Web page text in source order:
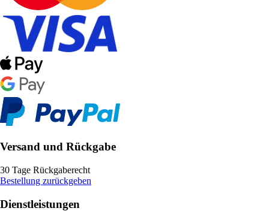
Versand und Rückgabe
30 Tage Rückgaberecht
Bestellung zurückgeben
Dienstleistungen